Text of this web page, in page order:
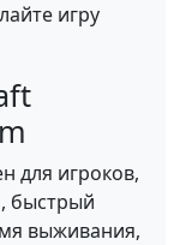
игру
для игроков,
быстрый
выживания,